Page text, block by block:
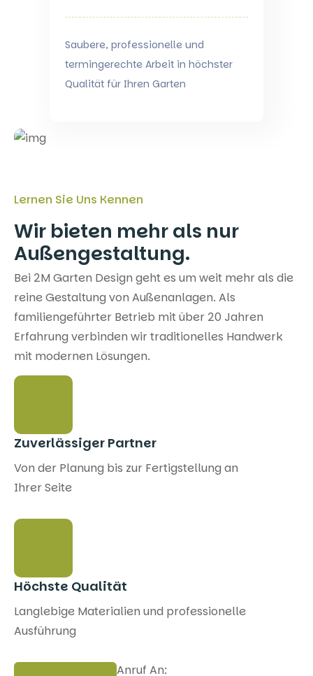
Saubere, professionelle und
termingerechte Arbeit in höchster
Qualität für Ihren Garten
Lernen Sie Uns Kennen
Wir bieten mehr als nur
Außengestaltung.
Bei 2M Garten Design geht es um weit mehr als die
reine Gestaltung von Außenanlagen. Als
familiengeführter Betrieb mit über 20 Jahren
Erfahrung verbinden wir traditionelles Handwerk
mit modernen Lösungen.
Zuverlässiger Partner
Von der Planung bis zur Fertigstellung an
Ihrer Seite
Höchste Qualität
Langlebige Materialien und professionelle
Ausführung
Anruf An: